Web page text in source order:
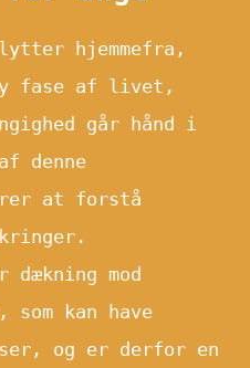
hjemmefra,
fase af livet,
går hånd i
denne
at forstå
mod
som kan have
og er derfor en